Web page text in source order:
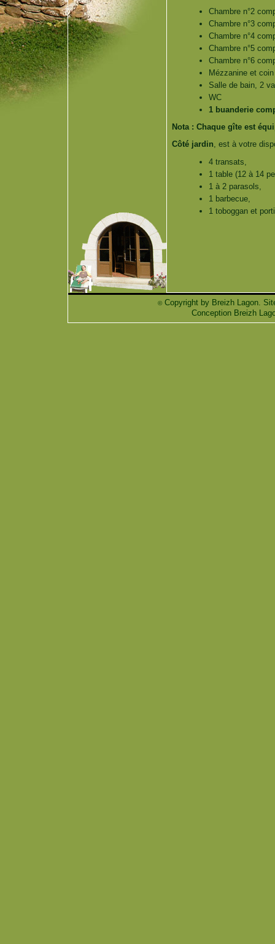
Chambre n°2
Chambre n°3
Chambre n°4
Chambre n°5
Chambre n°6
Mézzanine et
Salle de bain, 2
WC
1 buanderie
Nota : Chaque gîte est
Côté jardin, est à votre
4 transats,
1 table (12 à 14
1 à 2 parasols,
1 barbecue,
1 toboggan et
©Copyright by Breizh Lagon.
Conception Breizh